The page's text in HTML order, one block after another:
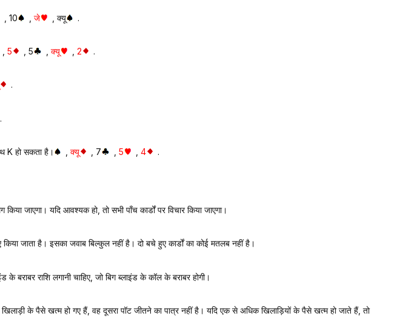
, 10 जे , क्यू .
5 , 5 क्यू 2 .
.
.
K हो सकता है। क्यू , 7 5 4 .
जाएगा। यदि आवश्यक हो, तो सभी पाँच कार्डों पर विचार किया जाएगा।
जाता है। इसका जवाब बिल्कुल नहीं है। दो बचे हुए कार्डों का कोई मतलब नहीं है।
बराबर राशि लगानी चाहिए, जो बिग ब्लाइंड के कॉल के बराबर होगी।
के पैसे खत्म हो गए हैं, वह दूसरा पॉट जीतने का पात्र नहीं है। यदि एक से अधिक खिलाड़ियों के पैसे खत्म हो जाते हैं, तो